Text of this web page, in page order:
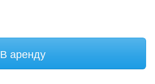
В аренду